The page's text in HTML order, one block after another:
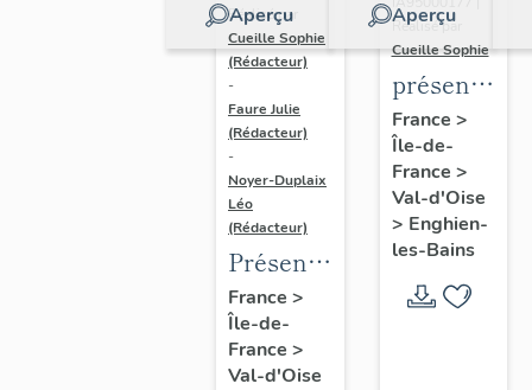
Aperçu
Réalisé par
Cueille Sophie
(Rédacteur)
-
Faure Julie
(Rédacteur)
-
Noyer-Duplaix
Léo
(Rédacteur)
Présentation
de
l'étude
du
France >
Île-de-
France >
Val-d'Oise
Aperçu
Réalisé par
Cueille Sophie
de
l'étude
du
patrimoine
d'Enghien-
Les-
Bains
France >
Île-de-
France >
Val-d'Oise
> Enghien-
les-Bains